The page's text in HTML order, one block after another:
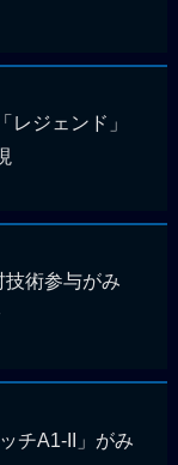
レジェンド」
技術参与がみ
チA1-II」がみ